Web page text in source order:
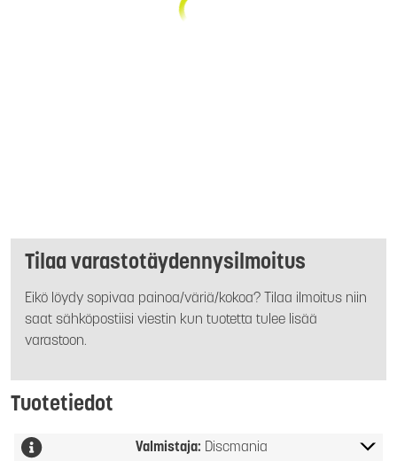
Tilaa varastotäydennysilmoitus
Eikö löydy sopivaa painoa/väriä/kokoa? Tilaa ilmoitus niin
saat sähköpostiisi viestin kun tuotetta tulee lisää
varastoon.
Tuotetiedot
Valmistaja: Discmania